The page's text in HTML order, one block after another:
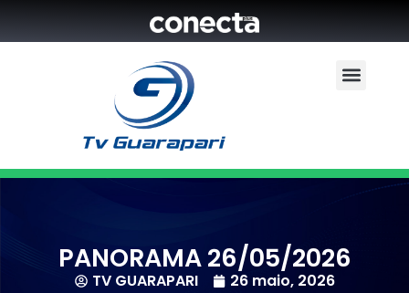
PANORAMA 26/05/2026
TV GUARAPARI 26 maio, 2026